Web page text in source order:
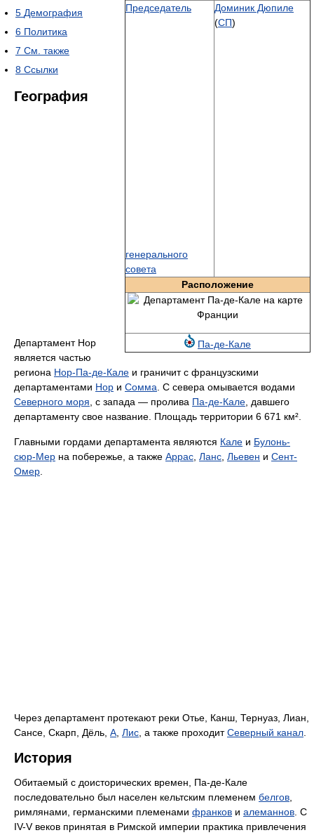
Председатель
генерального
совета
Доминик Дюпиле
(СП)
Расположение
Па-де-Кале
5 Демография
6 Политика
7 См. также
8 Ссылки
География
Департамент Нор
является частью
региона Нор-Па-де-Кале и граничит с французскими
департаментами Нор и Сомма . С севера омывается водами
Северного моря , с запада — пролива Па-де-Кале , давшего
департаменту свое название. Площадь территории 6 671 км².
Главными гордами департамента являются Кале и Булонь-
сюр-Мер на побережье, а также Аррас Ланс Льевен и Сент-
Омер
Через департамент протекают реки Отье, Канш, Тернуаз, Лиан,
Сансе, Скарп, Дёль, А Лис , а также проходитСеверный канал
История
Обитаемый с доисторических времен, Па-де-Кале
последовательно был населен кельтским племенем белгов
римлянами, германскими племенами франков и алеманнов . C
IV-V веков принятая в Римской империи практика привлечения